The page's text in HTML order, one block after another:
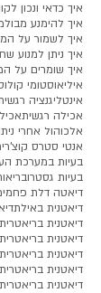
איך כדאי ונכון
איך להימנע
איך לשמור על
איך ניתן למנוע
איך שומרים על
איליאוסטומי
אינטליגנציה
אכילה רגשית
אלכוהול אחרי
אנטי סטרס
בעיות במערכת
בעיות גסטרו
דיאטה דלת
דיאטנית באילת
דיאטנית
דיאטנית
דיאטנית
דיאטנית
דיאטנית